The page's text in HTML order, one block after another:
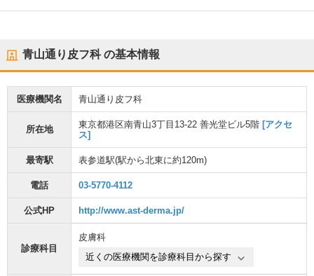
青山通り皮フ科の基本情報
医療機関名 青山通り皮フ科
所在地 東京都港区南青山3丁目13-22 善光堂ビル5階 [アクセ
ス]
最寄駅 表参道駅(駅から北東に約120m)
電話 03-5770-4112
公式HP http://www.ast-derma.jp/
診療科目
皮膚科
近くの医療機関を診療科目から探す